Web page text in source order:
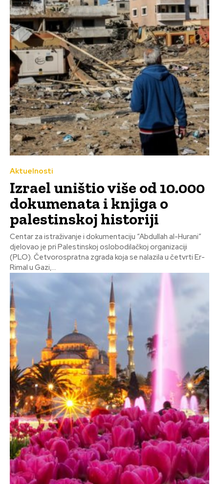
Aktuelnosti
Izrael uništio više od 10.000
dokumenata i knjiga o
palestinskoj historiji
Centar za istraživanje i dokumentaciju “Abdullah al-Hurani”
djelovao je pri Palestinskoj oslobodilačkoj organizaciji
(PLO). Četvorospratna zgrada koja se nalazila u četvrti Er-
Rimal u Gazi,...